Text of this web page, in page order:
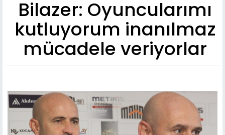
Bilazer: Oyuncularımı
kutluyorum inanılmaz
mücadele veriyorlar